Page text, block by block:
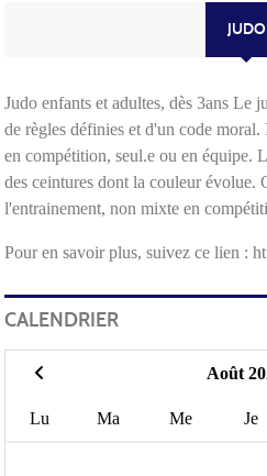
JUDO
Judo enfants et adultes, dès 3ans Le
de règles définies et d'un code
en compétition, seul.e ou en équipe.
des ceintures dont la couleur évolue.
l'entrainement, non mixte en
Pour en savoir plus, suivez ce lien :
CALENDRIER
Août
Lu Ma Me Je